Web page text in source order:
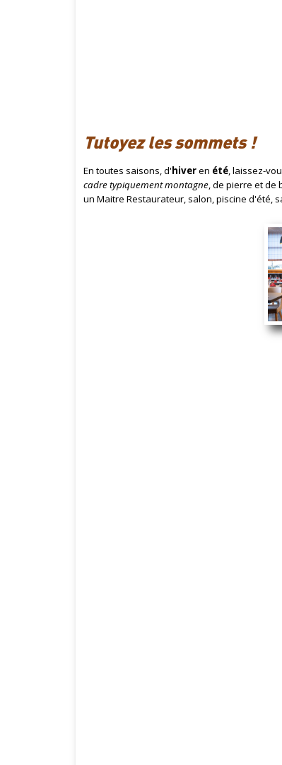
Tutoyez les sommets !
En toutes saisons, d'hiveren été, laissez-
cadre typiquement montagne, de pierre et de
un Maitre Restaurateur, salon, piscine d'été,